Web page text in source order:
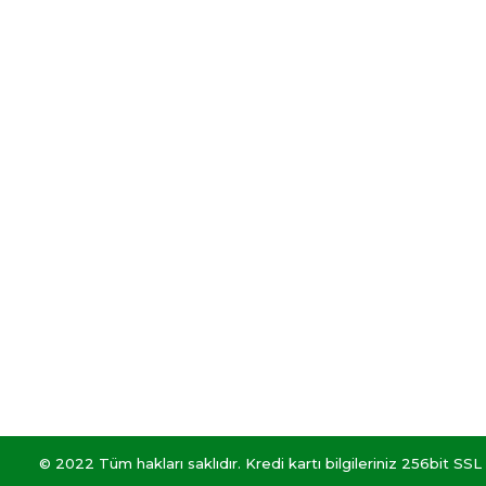
© 2022 Tüm hakları saklıdır. Kredi kartı bilgileriniz 256bit